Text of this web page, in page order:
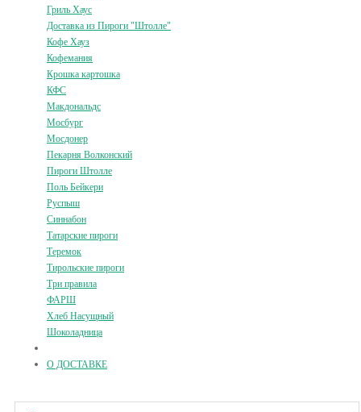
Гриль Хаус
Доставка из Пироги "Штолле"
Кофе Хауз
Кофемания
Крошка картошка
КФС
Макдональдс
Мосбург
Мосдонер
Пекарня Волконский
Пироги Штолле
Поль Бейкери
Руспыш
Синнабон
Татарские пироги
Теремок
Тирольские пироги
Три правила
ФАРШ
Хлеб Насущный
Шоколадница
О ДОСТАВКЕ